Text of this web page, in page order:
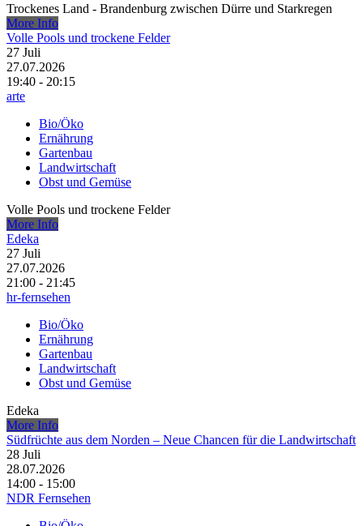
Trockenes Land - Brandenburg zwischen Dürre und Starkregen
More Info
Volle Pools und trockene Felder
27 Juli
27.07.2026
19:40 - 20:15
arte
Bio/Öko
Ernährung
Gartenbau
Landwirtschaft
Obst und Gemüse
Volle Pools und trockene Felder
More Info
Edeka
27 Juli
27.07.2026
21:00 - 21:45
hr-fernsehen
Bio/Öko
Ernährung
Gartenbau
Landwirtschaft
Obst und Gemüse
Edeka
More Info
Südfrüchte aus dem Norden – Neue Chancen für die Landwirtschaft
28 Juli
28.07.2026
14:00 - 15:00
NDR Fernsehen